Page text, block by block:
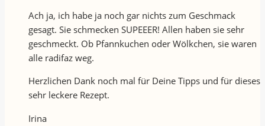
Ach ja, ich habe ja noch gar nichts zum Geschmack
gesagt. Sie schmecken SUPEEER! Allen haben sie sehr
geschmeckt. Ob Pfannkuchen oder Wölkchen, sie waren
alle radifaz weg.
Herzlichen Dank noch mal für Deine Tipps und für dieses
sehr leckere Rezept.
Irina